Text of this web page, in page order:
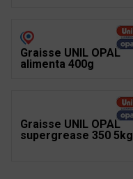
Graisse UNIL OPAL
alimenta 400g
Graisse UNIL OPAL
supergrease 350 5kg